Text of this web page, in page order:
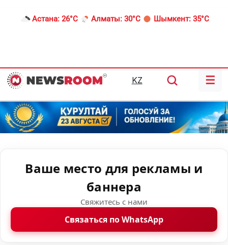
Астана: 26°C Алматы: 30°C Шымкент: 35°C
KZ ☰
Ваше место для рекламы и
баннера
Свяжитесь с нами
Связаться по WhatsApp